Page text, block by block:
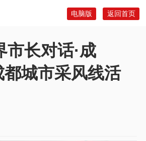
返回首页
电脑版
市长对话·成
城市采风线活